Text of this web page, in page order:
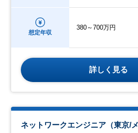
想定年収
380～700万円
詳しく見る
ネットワークエンジニア（東京/メ